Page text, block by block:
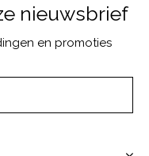
nieuwsbrief
en promoties